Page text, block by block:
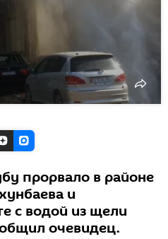
прорвало в районе
и
с водой из щели
очевидец.